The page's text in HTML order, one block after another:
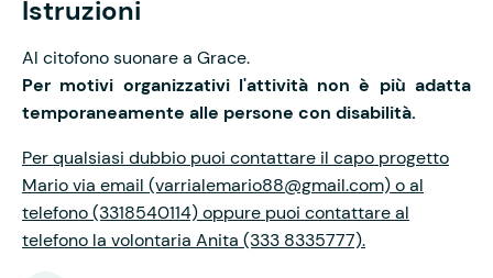
Istruzioni
Al citofono suonare a Grace.
Per motivi organizzativi l'attività non è più adatta
temporaneamente alle persone con disabilità.
Per qualsiasi dubbio puoi contattare il capo progetto
Mario via email (varrialemario88@gmail.com) o al
telefono (3318540114) oppure puoi contattare al
telefono la volontaria Anita (333 8335777).